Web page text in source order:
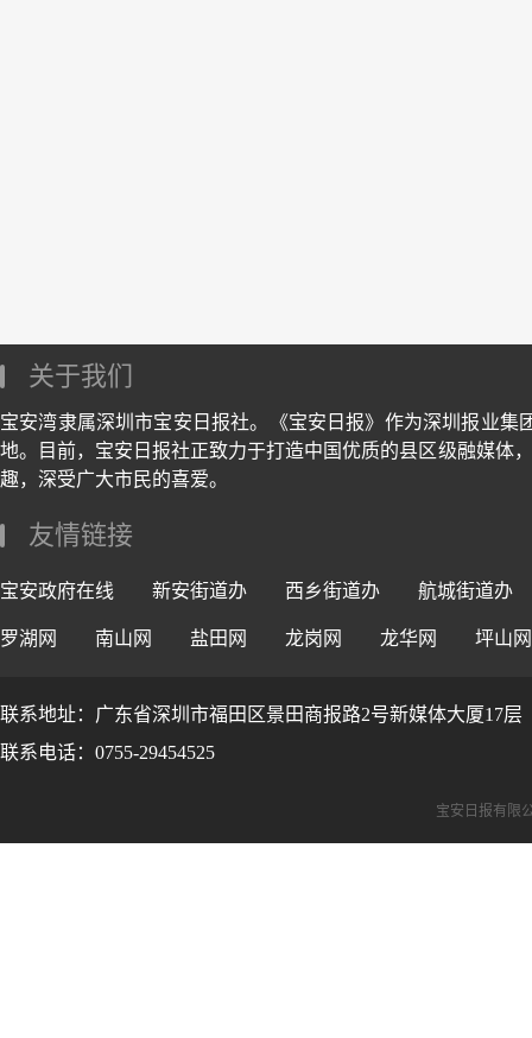
关于我们
宝安湾隶属深圳市宝安日报社。《宝安日报》作为深圳报业
地。目前，宝安日报社正致力于打造中国优质的县区级融媒体
趣，深受广大市民的喜爱。
友情链接
宝安政府在线 新安街道办 西乡街道办 航城街道办
罗湖网 南山网 盐田网 龙岗网 龙华网 坪山网
联系地址：广东省深圳市福田区景田商报路2号新媒体大厦17层
联系电话：0755-29454525
宝安日报有限